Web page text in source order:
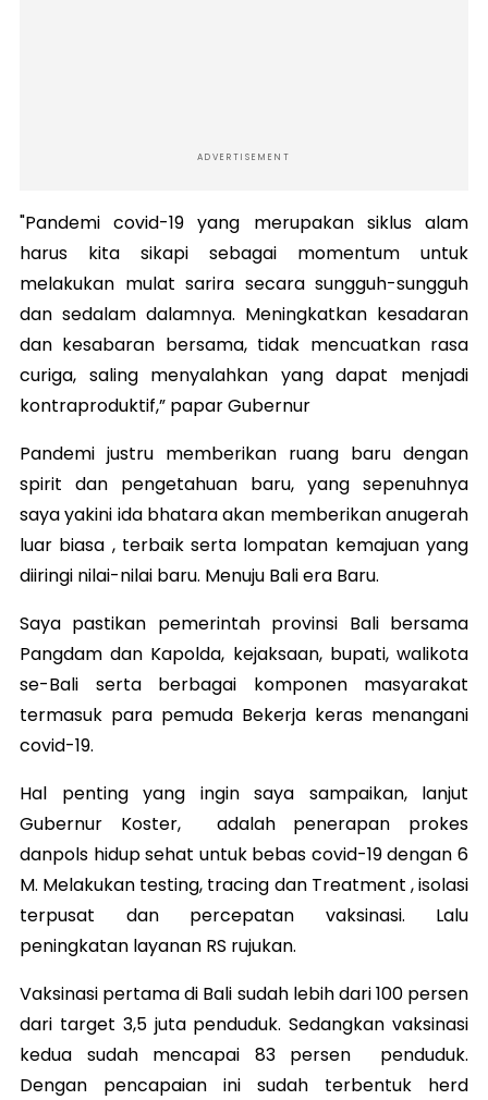
ADVERTISEMENT
"Pandemi covid-19 yang merupakan siklus alam
harus kita sikapi sebagai momentum untuk
melakukan mulat sarira secara sungguh-sungguh
dan sedalam dalamnya. Meningkatkan kesadaran
dan kesabaran bersama, tidak mencuatkan rasa
curiga, saling menyalahkan yang dapat menjadi
kontraproduktif,” papar Gubernur
Pandemi justru memberikan ruang baru dengan
spirit dan pengetahuan baru, yang sepenuhnya
saya yakini ida bhatara akan memberikan anugerah
luar biasa , terbaik serta lompatan kemajuan yang
diiringi nilai-nilai baru. Menuju Bali era Baru.
Saya pastikan pemerintah provinsi Bali bersama
Pangdam dan Kapolda, kejaksaan, bupati, walikota
se-Bali serta berbagai komponen masyarakat
termasuk para pemuda Bekerja keras menangani
covid-19.
Hal penting yang ingin saya sampaikan, lanjut
Gubernur Koster, adalah penerapan prokes
danpols hidup sehat untuk bebas covid-19 dengan 6
M. Melakukan testing, tracing dan Treatment , isolasi
terpusat dan percepatan vaksinasi. Lalu
peningkatan layanan RS rujukan.
Vaksinasi pertama di Bali sudah lebih dari 100 persen
dari target 3,5 juta penduduk. Sedangkan vaksinasi
kedua sudah mencapai 83 persen penduduk.
Dengan pencapaian ini sudah terbentuk herd